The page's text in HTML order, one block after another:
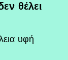
θέλει
υφή